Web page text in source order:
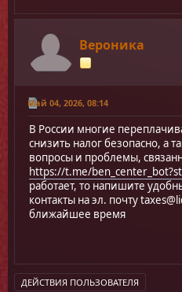
Вероника
Май 04, 2026, 08:14
В России многие
снизить налог безопасно, а
вопросы и проблемы,
https://t.me/
работает, то напишите
контакты на эл. почту
ближайшее время
ДЕЙСТВИЯ ПОЛЬЗОВАТЕЛЯ